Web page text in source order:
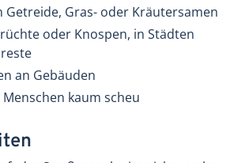
Getreide, Gras- oder Kräutersamen
oder Knospen, in Städten
an Gebäuden
kaum scheu